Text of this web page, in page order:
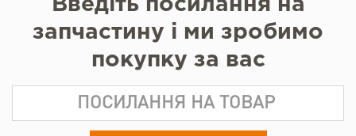
Введіть посилання на
запчастину і ми зробимо
покупку за вас